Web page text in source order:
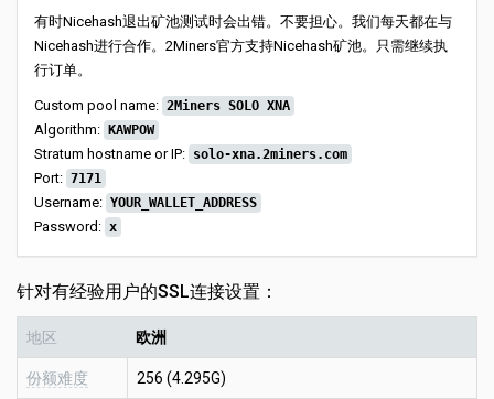
有时Nicehash退出矿池测试时会出错。不要担心。我们每天都在与
Nicehash进行合作。2Miners官方支持Nicehash矿池。只需继续执
行订单。
Custom pool name: 2Miners SOLO XNA
Algorithm: KAWPOW
Stratum hostname or IP: solo-xna.2miners.com
Port: 7171
Username: YOUR_WALLET_ADDRESS
Password: x
针对有经验用户的SSL连接设置：
地区 欧洲
份额难度 256 (4.295G)